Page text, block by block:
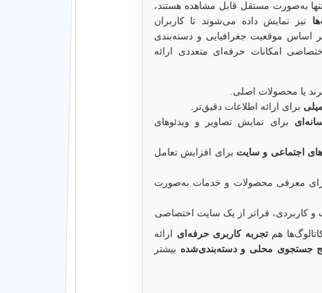
به‌صورت مستقل قابل مشاهده هستند،
نیز نمایش داده می‌شوند تا کاربران
بر اساس موقعیت جغرافیایی و دسته‌بندی
امکانات حرفه‌ای متعددی ارائه
یا محصولات اصلی.
برای ارائه اطلاعات دقیق‌تر.
برای نمایش تصاویر و ویدئوهای
اجتماعی و سایت برای افزایش تعامل
معرفی محصولات و خدمات به‌صورت
و کاربردی، فراتر از یک سایت اختصاصی
همتجربه کاربری حرفه‌ای ارائه
جستجوی محلی و دسته‌بندی‌شده بیشتر